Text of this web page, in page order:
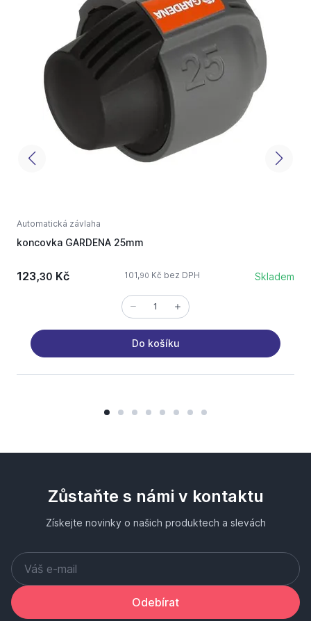
Automatická závlaha
koncovka GARDENA 25mm
123,30 Kč 101,90 Kč bez DPH Skladem
Do košíku
Zůstaňte s námi v kontaktu
Získejte novinky o našich produktech a slevách
Odebírat